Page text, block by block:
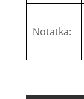
Notatka: